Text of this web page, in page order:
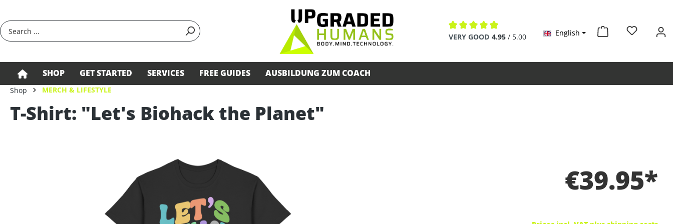
Average rating of 4.9 out of 5 stars
VERY GOOD 4.95 / 5.00 English
SHOP GET STARTED SERVICES FREE GUIDES AUSBILDUNG ZUM COACH
Shop MERCH & LIFESTYLE
T-Shirt: "Let's Biohack the Planet"
€39.95*